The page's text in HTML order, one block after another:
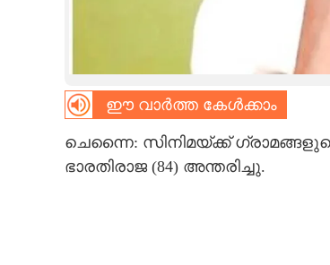
CARTOONS
ഈ വാർത്ത കേൾക്കാം
ചെന്നൈ: സിനിമയ്ക്ക്
ഭാരതിരാജ (84) അന്തരിച്ചു.